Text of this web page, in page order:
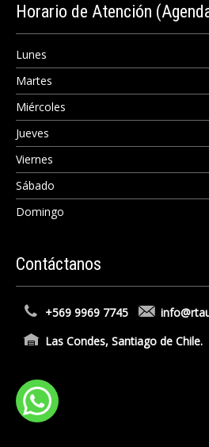
Horario de Atención
Lunes
Martes
Miércoles
Jueves
Viernes
Sábado
Domingo
Contáctanos
+569 9969 7745
Las Condes, Santiago de Chile.